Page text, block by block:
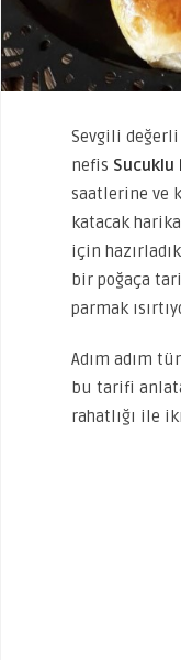
Sevgili
nefis Sucuklu
saatlerine ve
katacak
için
bir poğaça
parmak
Adım adım
bu tarifi
rahatlığı ile